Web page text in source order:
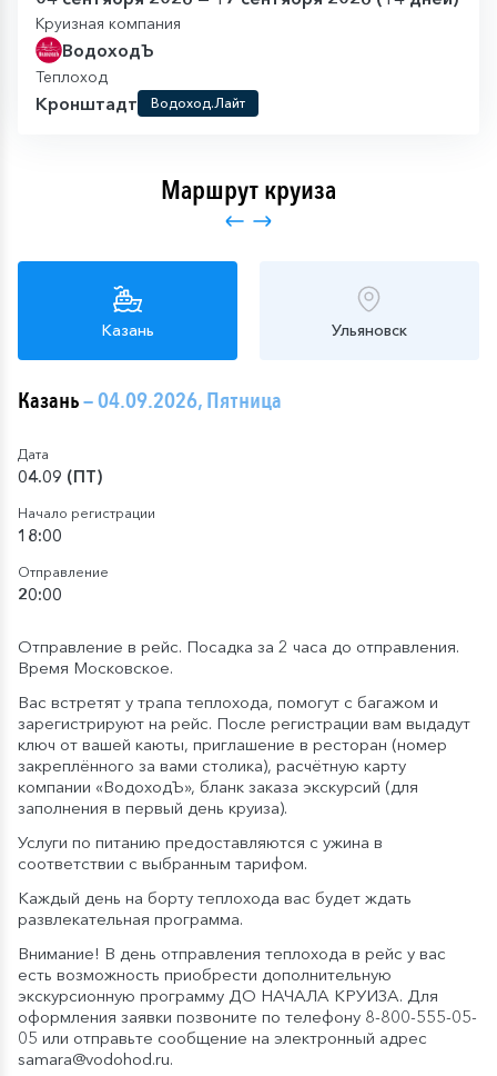
Круизная компания
ВодоходЪ
Теплоход
Кронштадт Водоход.Лайт
Маршрут круиза
Казань Ульяновск
Казань— 04.09.2026, Пятница
Дата
04.09 (ПТ)
Начало регистрации
18:00
Отправление
20:00
Отправление в рейс. Посадка за 2 часа до отправления.
Время Московское.
Вас встретят у трапа теплохода, помогут с багажом и
зарегистрируют на рейс. После регистрации вам выдадут
ключ от вашей каюты, приглашение в ресторан (номер
закреплённого за вами столика), расчётную карту
компании «ВодоходЪ», бланк заказа экскурсий (для
заполнения в первый день круиза).
Услуги по питанию предоставляются с ужина в
соответствии с выбранным тарифом.
Каждый день на борту теплохода вас будет ждать
развлекательная программа.
Внимание! В день отправления теплохода в рейс у вас
есть возможность приобрести дополнительную
экскурсионную программу ДО НАЧАЛА КРУИЗА. Для
оформления заявки позвоните по телефону 8-800-555-05-
05 или отправьте сообщение на электронный адрес
samara@vodohod.ru.